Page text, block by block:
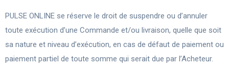
PULSE ONLINE se réserve le droit de suspendre ou d’annuler
toute exécution d’une Commande et/ou livraison, quelle que soit
sa nature et niveau d’exécution, en cas de défaut de paiement ou
paiement partiel de toute somme qui serait due par l’Acheteur.